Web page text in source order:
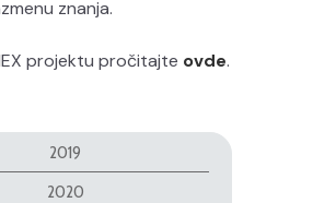
znanja.
projektu pročitajte ovde.
2019
2020